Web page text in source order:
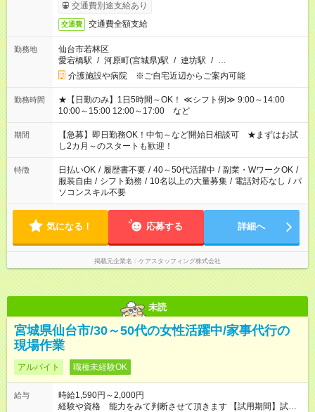
交通費別途支給あり
交通費 交通費全額支給
勤務地
仙台市若林区
愛宕橋駅 / 河原町(宮城県)駅 / 連坊駅 / …
介護施設や病院 ※ご自宅近辺からご案内可能
勤務時間
★【日勤のみ】1日5時間～OK！ ≪シフト例≫ 9:00～14:00
10:00～15:00 12:00～17:00 など
期間
【急募】即日勤務OK！中旬～など開始日相談可 ★まずはお試
し2カ月～のスタートも歓迎！
特徴 日払いOK / 履歴書不要 / 40～50代活躍中 / 副業・WワークOK /
服装自由 / シフト勤務 / 10名以上の大量募集 / 電話対応なし / パ
ソコンスキル不要
気になる！ 応募する 詳細へ
掲載元企業名 ケアスタッフィング株式会社
未読
宮城県仙台市/30～50代の女性活躍中/家事代行の
現場作業
アルバイト 職種未経験OK
給与
時給1,590円～2,000円
経験や資格 能力をみて判断させて頂きます 【試用期間】試用